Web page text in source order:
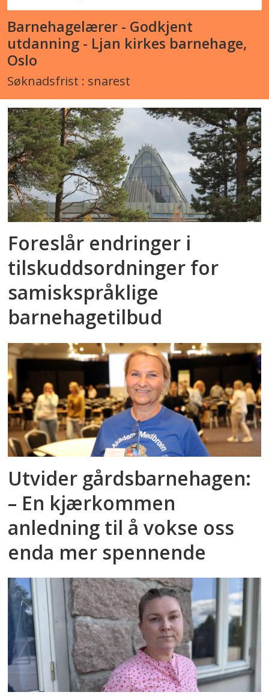
Barnehagelærer - Godkjent
utdanning - Ljan kirkes barnehage,
Oslo
Søknadsfrist : snarest
Foreslår endringer i
tilskuddsordninger for
samiskspråklige
barnehagetilbud
Utvider gårdsbarnehagen:
– En kjærkommen
anledning til å vokse oss
enda mer spennende